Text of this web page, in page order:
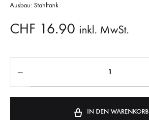
Ausbau: Stahltank
CHF 16.90 inkl. MwSt.
IN DEN WARENKORB